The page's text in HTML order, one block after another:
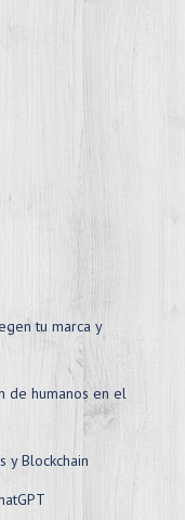
tu marca y
de humanos en el
y Blockchain